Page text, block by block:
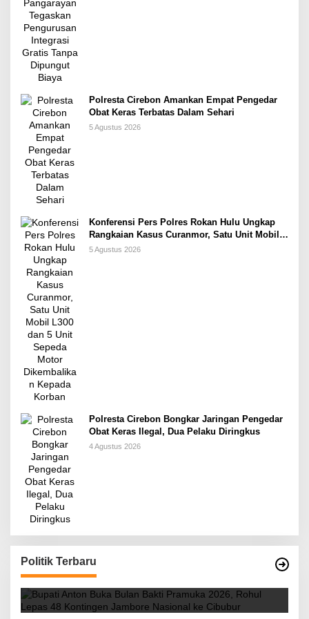
Polresta Cirebon Amankan Empat Pengedar
Obat Keras Terbatas Dalam Sehari
5 Agustus 2026
Konferensi Pers Polres Rokan Hulu Ungkap
Rangkaian Kasus Curanmor, Satu Unit Mobil
L300 dan 5 Unit Sepeda Motor Dikembalikan
5 Agustus 2026
Polresta Cirebon Bongkar Jaringan Pengedar
Obat Keras Ilegal, Dua Pelaku Diringkus
4 Agustus 2026
Politik Terbaru
Bupati Anton Buka Bulan Bakti Pramuka 2026,
Rohul Lepas 48 Kontingen Jambore Nasional